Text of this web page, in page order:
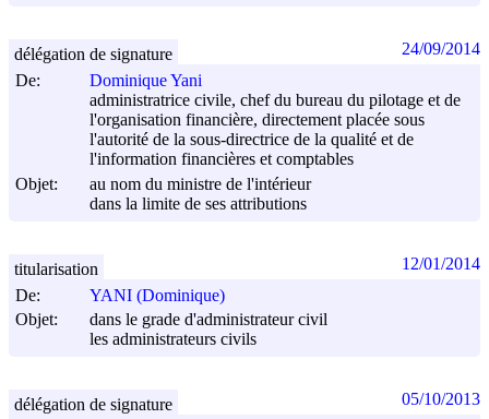
De:
Dominique Yani
administratrice civile, chef du bureau du pilotage et de
l'organisation financière, directement placée sous
l'autorité de la sous-directrice de la qualité et de
l'information financières et comptables
Objet:
au nom du ministre de l'intérieur
dans la limite de ses attributions
délégation de signature 24/09/2014
De:
YANI (Dominique)
Objet:
dans le grade d'administrateur civil
les administrateurs civils
titularisation 12/01/2014
délégation de signature 05/10/2013